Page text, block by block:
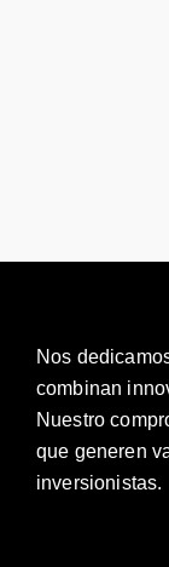
Nos
combinan
Nuestro
que generen
inversionistas.